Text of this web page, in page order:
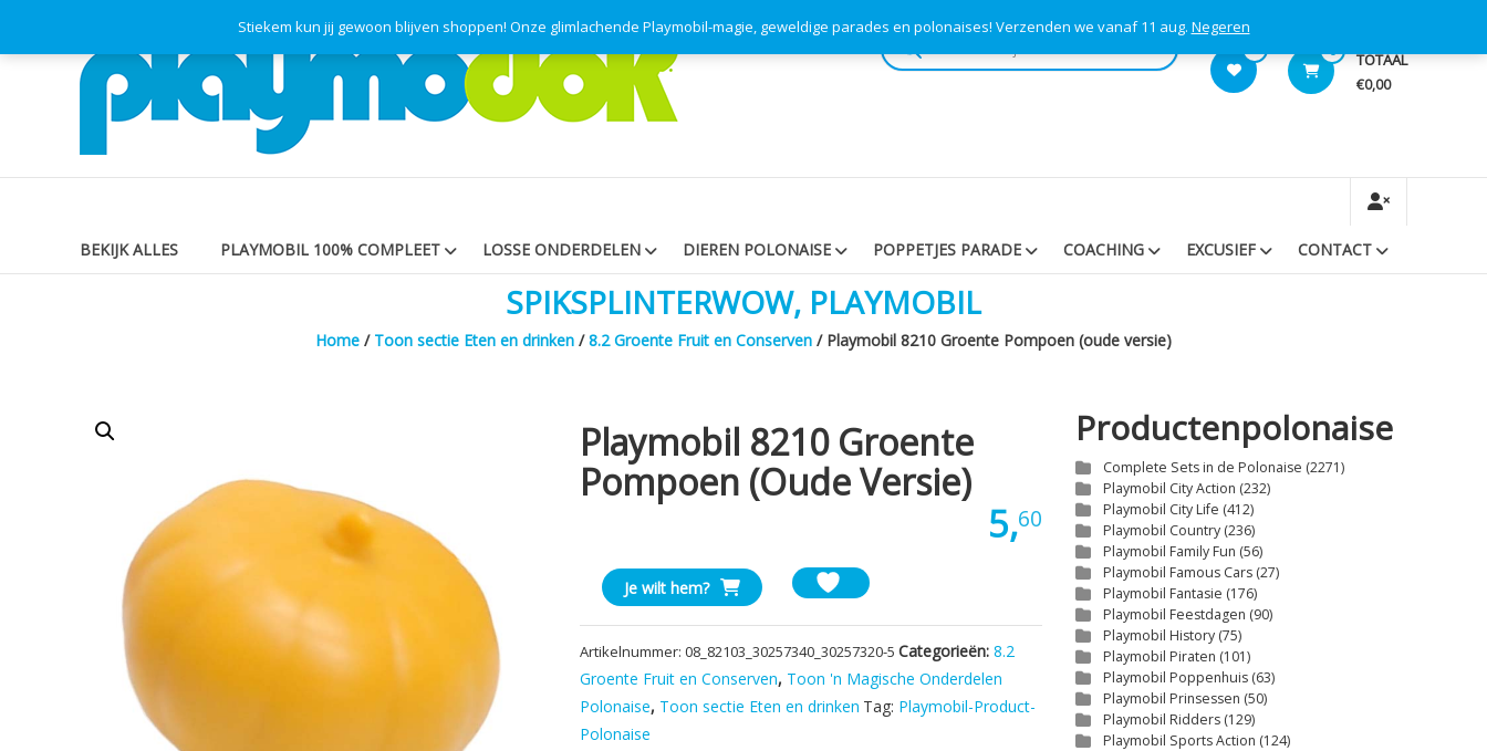
Stiekem kun jij gewoon blijven shoppen! Onze glimlachende Playmobil-magie, geweldige parades en polonaises! Verzenden we vanaf 11 aug. Negeren
content
Playmodok
Tweedehands
Playmobil
en
dromen
iedereen
0 TOTAAL
€0,00
Producten
BEKIJK ALLES PLAYMOBIL 100% COMPLEET LOSSE ONDERDELEN DIEREN POLONAISE POPPETJES PARADE COACHING EXCUSIEF CONTACT
SPIKSPLINTERWOW, PLAYMOBIL
Home / Toon sectie Eten en drinken /8.2 Groente Fruit en Conserven / Playmobil 8210 Groente Pompoen (oude versie)
Playmobil 8210 Groente
Pompoen (oude Versie)
5,60
Playmobil
8210
Groente
Pompoen
(oude
versie)
aantal
Je wilt hem?
Artikelnummer:08_82103_30257340_30257320-5 Categorieën:8.2
Groente Fruit en Conserven, Toon 'n Magische Onderdelen
Polonaise, Toon sectie Eten en drinken Tag: Playmobil-Product-
Polonaise
Productenpolonaise
Complete Sets in de Polonaise (2271)
Playmobil City Action (232)
Playmobil City Life (412)
Playmobil Country (236)
Playmobil Family Fun (56)
Playmobil Famous Cars (27)
Playmobil Fantasie (176)
Playmobil Feestdagen (90)
Playmobil History (75)
Playmobil Piraten (101)
Playmobil Poppenhuis (63)
Playmobil Prinsessen (50)
Playmobil Ridders (129)
Playmobil Sports Action (124)